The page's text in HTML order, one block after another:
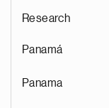
Research
Panamá
Panama